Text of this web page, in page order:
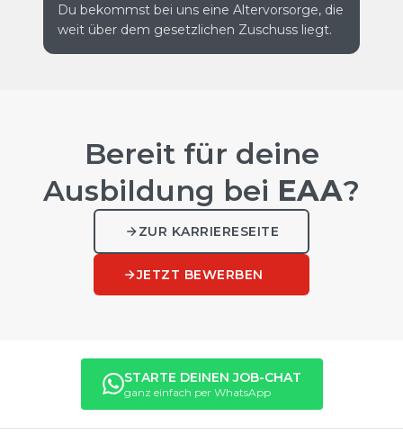
Du bekommst bei uns eine Altervorsorge, die
weit über dem gesetzlichen Zuschuss liegt.
Bereit für deine
Ausbildung bei EAA?
ZUR KARRIERESEITE
JETZT BEWERBEN
STARTE DEINEN JOB-CHAT
ganz einfach per WhatsApp